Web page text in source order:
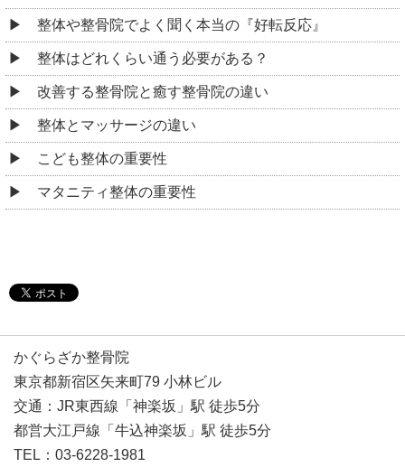
整体や整骨院でよく聞く本当の『好転反応』
整体はどれくらい通う必要がある？
改善する整骨院と癒す整骨院の違い
整体とマッサージの違い
こども整体の重要性
マタニティ整体の重要性
かぐらざか整骨院
東京都新宿区矢来町79 小林ビル
交通：JR東西線「神楽坂」駅 徒歩5分
都営大江戸線「牛込神楽坂」駅 徒歩5分
TEL：03-6228-1981